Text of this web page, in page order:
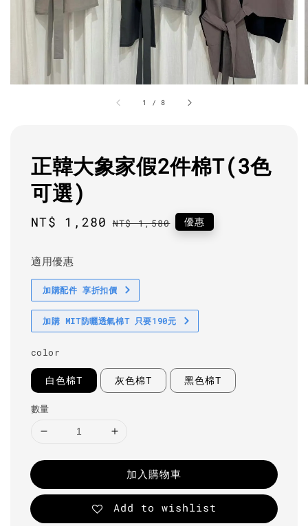
1 / 8
正韓大象家假2件棉T(3色
可選)
Sale
NT$ 1,280 Regular
NT$ 1,580 優惠
適用優惠
加購配件 享折扣價
加購 MIT防曬透氣棉T 只要190元
color
白色棉T 灰色棉T 黑色棉T
數量
加入購物車
Add to wishlist